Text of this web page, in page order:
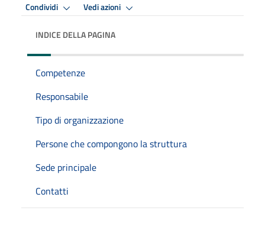
Condividi Vedi azioni
INDICE DELLA PAGINA
Competenze
Responsabile
Tipo di organizzazione
Persone che compongono la struttura
Sede principale
Contatti